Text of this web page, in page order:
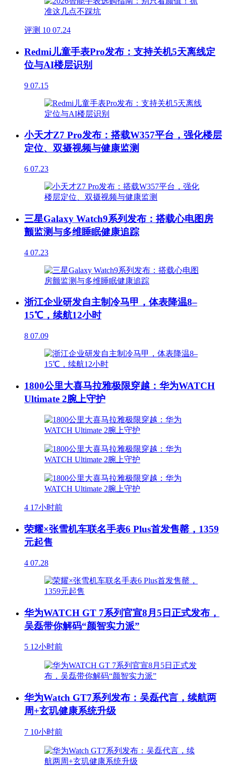
评测 10 07.24
Redmi儿童手表Pro发布：支持关机5天离线定
位与AI楼层识别
9 07.15
小天才Z7 Pro发布：搭载W357平台，强化楼层
定位、双摄视频与健康监测
6 07.23
三星Galaxy Watch9系列发布：搭载心电图房
颤监测与多维睡眠健康追踪
4 07.23
浙江企业研发自主制冷马甲，体表降温8–
15℃，续航12小时
8 07.09
1800公里大喜马拉雅极限穿越：华为WATCH
Ultimate 2腕上守护
4 17小时前
荣耀×张雪机车联名手表6 Plus首发售罄，1359
元起售
4 07.28
华为WATCH GT 7系列官宣8月5日正式发布，
吴磊带你解码“颜智实力派”
5 12小时前
华为Watch GT7系列发布：吴磊代言，续航两
周+玄玑健康系统升级
7 10小时前